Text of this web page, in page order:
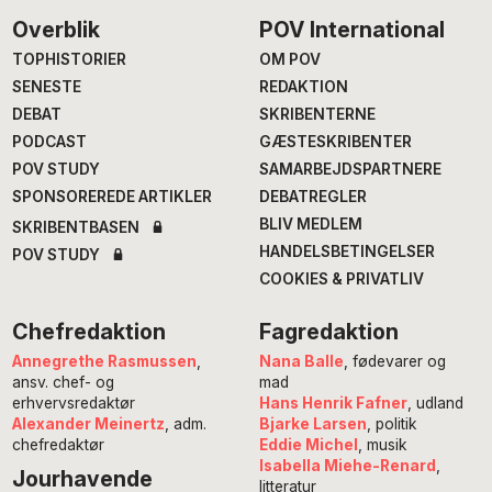
Footer
Overblik
TOPHISTORIER
SENESTE
DEBAT
PODCAST
POV STUDY
SPONSOREREDE ARTIKLER
SKRIBENTBASEN
POV STUDY
POV International
OM POV
REDAKTION
SKRIBENTERNE
GÆSTESKRIBENTER
SAMARBEJDSPARTNERE
DEBATREGLER
BLIV MEDLEM
HANDELSBETINGELSER
COOKIES & PRIVATLIV
Chefredaktion
Annegrethe Rasmussen,
ansv. chef- og
erhvervsredaktør
Alexander Meinertz, adm.
chefredaktør
Jourhavende
Fagredaktion
Nana Balle, fødevarer og
mad
Hans Henrik Fafner, udland
Bjarke Larsen, politik
Eddie Michel , musik
Isabella Miehe-Renard ,
litteratur